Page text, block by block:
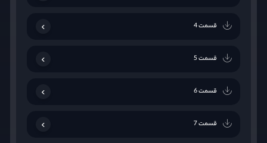
قسمت 4
قسمت 5
قسمت 6
قسمت 7